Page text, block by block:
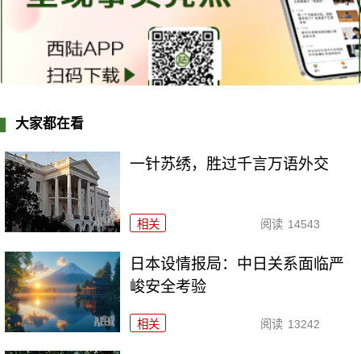
大家都在看
一针苏绣，胜过千言万语外交
相关 阅读 14543
日本设情报局：中日关系面临严
峻安全考验
相关 阅读 13242